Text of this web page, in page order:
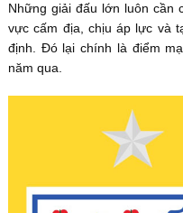
Những giải đấu lớn luôn cần
vực cấm địa, chịu áp lực và
định. Đó lại chính là điểm
năm qua.